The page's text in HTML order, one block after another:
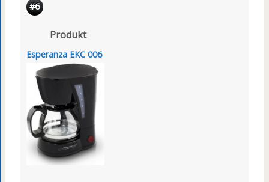
#6
Produkt
Esperanza EKC 006